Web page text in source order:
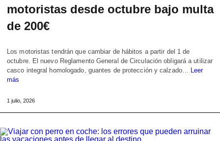
motoristas desde octubre bajo multa
de 200€
Los motoristas tendrán que cambiar de hábitos a partir del 1 de
octubre. El nuevo Reglamento General de Circulación obligará a utilizar
casco integral homologado, guantes de protección y calzado… Leer
más
1 julio, 2026